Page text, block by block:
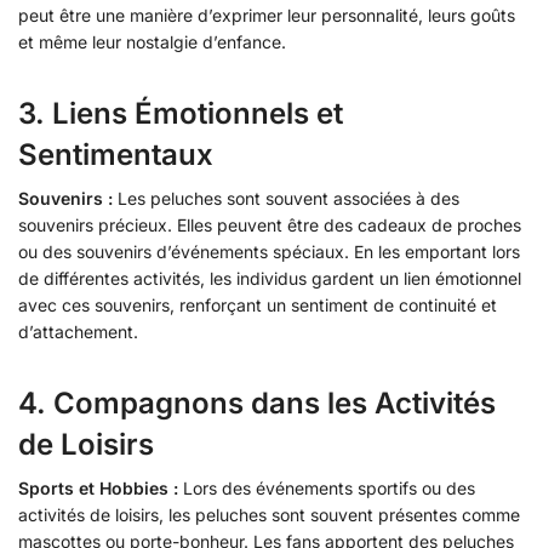
peut être une manière d’exprimer leur personnalité, leurs goûts
et même leur nostalgie d’enfance.
3. Liens Émotionnels et
Sentimentaux
Souvenirs : Les peluches sont souvent associées à des
souvenirs précieux. Elles peuvent être des cadeaux de proches
ou des souvenirs d’événements spéciaux. En les emportant lors
de différentes activités, les individus gardent un lien émotionnel
avec ces souvenirs, renforçant un sentiment de continuité et
d’attachement.
4. Compagnons dans les Activités
de Loisirs
Sports et Hobbies : Lors des événements sportifs ou des
activités de loisirs, les peluches sont souvent présentes comme
mascottes ou porte-bonheur. Les fans apportent des peluches